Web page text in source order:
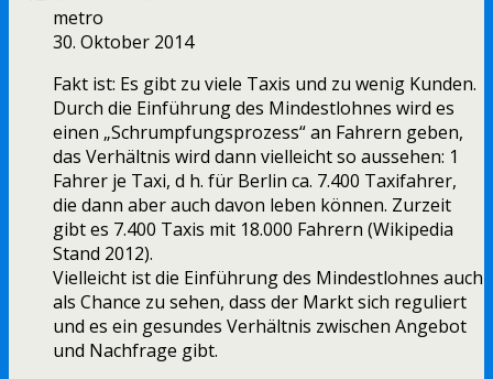
metro
30. Oktober 2014
Fakt ist: Es gibt zu viele Taxis und zu wenig Kunden.
Durch die Einführung des Mindestlohnes wird es
einen „Schrumpfungsprozess“ an Fahrern geben,
das Verhältnis wird dann vielleicht so aussehen: 1
Fahrer je Taxi, d h. für Berlin ca. 7.400 Taxifahrer,
die dann aber auch davon leben können. Zurzeit
gibt es 7.400 Taxis mit 18.000 Fahrern (Wikipedia
Stand 2012).
Vielleicht ist die Einführung des Mindestlohnes auch
als Chance zu sehen, dass der Markt sich reguliert
und es ein gesundes Verhältnis zwischen Angebot
und Nachfrage gibt.